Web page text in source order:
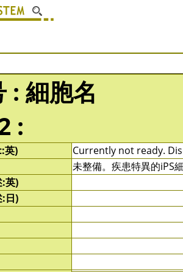
: 細胞名
:
英)
Currently not ready.
未整備。疾患特異的iPS
:英)
:日)